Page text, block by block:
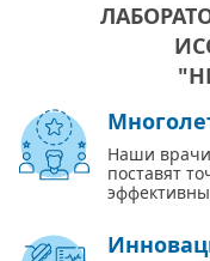
Наши
поставят